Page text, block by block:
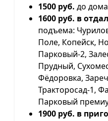
1500 руб. до
1600 руб. в
подъема:
Поле, Копейск,
Парковый-2,
Прудный,
Фёдоровка,
Тракторосад-1,
Парковый
1900 руб. в